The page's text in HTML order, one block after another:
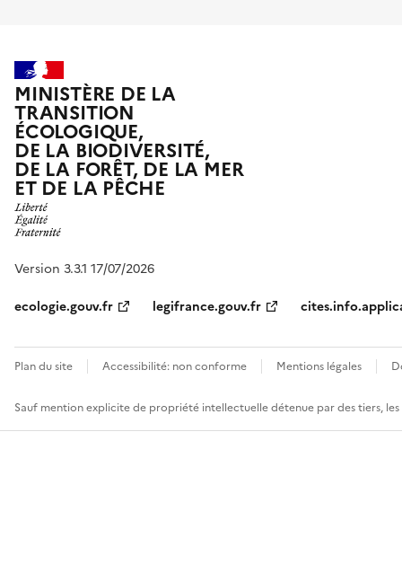
MINISTÈRE DE LA
TRANSITION
ÉCOLOGIQUE,
DE LA BIODIVERSITÉ,
DE LA FORÊT, DE LA MER
ET DE LA PÊCHE
Version 3.3.1 17/07/2026
ecologie.gouv.fr
legifrance.gouv.fr
Plan du site Accessibilité: non conforme Mentions légales
Sauf mention explicite de propriété intellectuelle détenue par des tiers,